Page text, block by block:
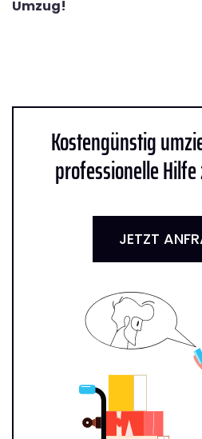
Umzug!
Kostengünstig
professionelle
JETZT